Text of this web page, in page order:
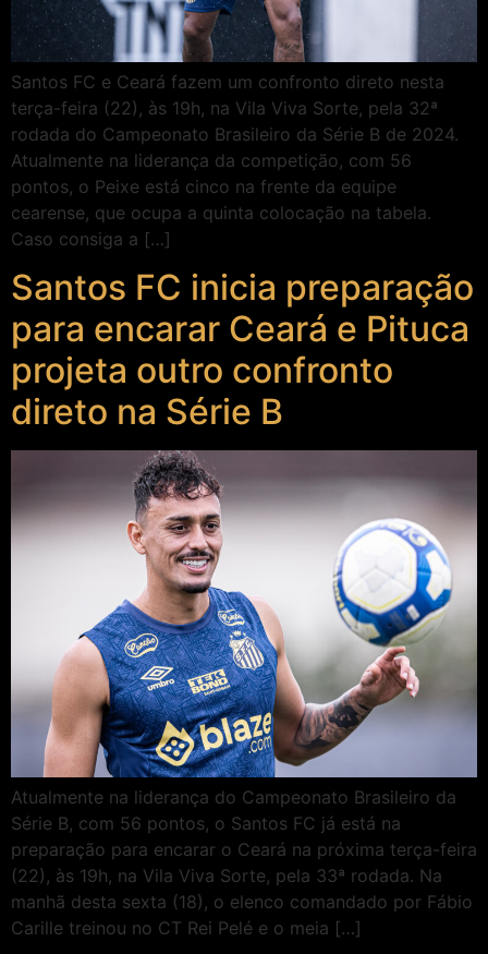
Santos FC e Ceará fazem um confronto direto nesta
terça-feira (22), às 19h, na Vila Viva Sorte, pela 32ª
rodada do Campeonato Brasileiro da Série B de 2024.
Atualmente na liderança da competição, com 56
pontos, o Peixe está cinco na frente da equipe
cearense, que ocupa a quinta colocação na tabela.
Caso consiga a […]
Santos FC inicia preparação
para encarar Ceará e Pituca
projeta outro confronto
direto na Série B
Atualmente na liderança do Campeonato Brasileiro da
Série B, com 56 pontos, o Santos FC já está na
preparação para encarar o Ceará na próxima terça-feira
(22), às 19h, na Vila Viva Sorte, pela 33ª rodada. Na
manhã desta sexta (18), o elenco comandado por Fábio
Carille treinou no CT Rei Pelé e o meia […]